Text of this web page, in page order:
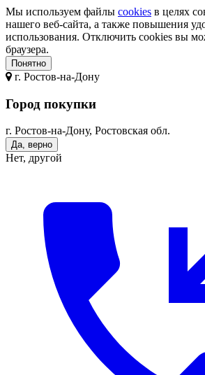
Мы используем файлы cookies в целях
нашего веб-сайта, а также повышения
использования. Отключить cookies вы
браузера.
Понятно
г. Ростов-на-Дону
Город покупки
г. Ростов-на-Дону, Ростовская обл.
Да, верно
Нет, другой